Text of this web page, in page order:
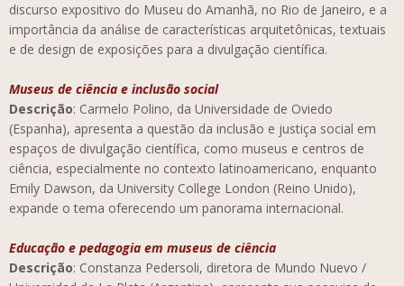
discurso expositivo do Museu do Amanhã, no Rio de Janeiro, e a
importância da análise de características arquitetônicas, textuais
e de design de exposições para a divulgação científica.
Museus de ciência e inclusão social
Descrição: Carmelo Polino, da Universidade de Oviedo
(Espanha), apresenta a questão da inclusão e justiça social em
espaços de divulgação científica, como museus e centros de
ciência, especialmente no contexto latinoamericano, enquanto
Emily Dawson, da University College London (Reino Unido),
expande o tema oferecendo um panorama internacional.
Educação e pedagogia em museus de ciência
Descrição: Constanza Pedersoli, diretora de Mundo Nuevo /